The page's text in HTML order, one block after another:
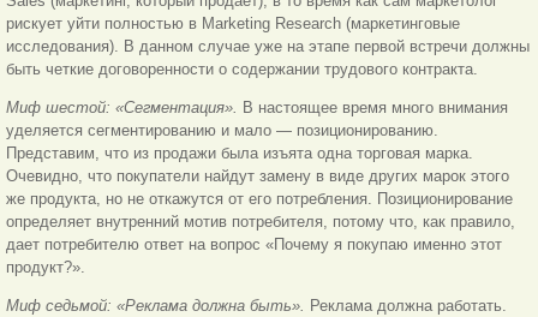
рискует уйти полностью в Marketing Research (маркетинговые
исследования). В данном случае уже на этапе первой встречи должны
быть четкие договоренности о содержании трудового контракта.
Миф шестой: «Сегментация». В настоящее время много внимания
уделяется сегментированию и мало — позиционированию.
Представим, что из продажи была изъята одна торговая марка.
Очевидно, что покупатели найдут замену в виде других марок этого
же продукта, но не откажутся от его потребления. Позиционирование
определяет внутренний мотив потребителя, потому что, как правило,
дает потребителю ответ на вопрос «Почему я покупаю именно этот
продукт?».
Миф седьмой: «Реклама должна быть». Реклама должна работать.